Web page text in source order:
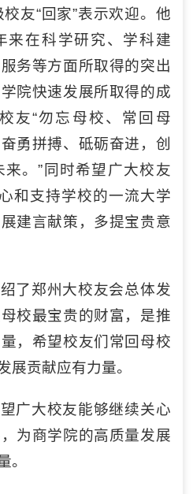
友“回家”表示欢迎。他
来在科学研究、学科建
务等方面所取得的突出
院快速发展所取得的成
友“勿忘母校、常回母
勇拼搏、砥砺奋进，创
。”同时希望广大校友
和支持学校的一流大学
建言献策，多提宝贵意
了郑州大校友会总体发
校最宝贵的财富，是推
，希望校友们常回母校
展贡献应有力量。
广大校友能够继续关心
为商学院的高质量发展
。